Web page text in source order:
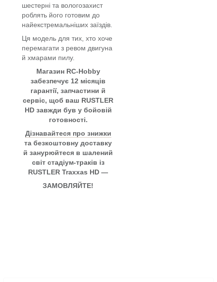
шестерні та вологозахист
роблять його готовим до
найекстремальніших заїздів.
Ця модель для тих, хто хоче
перемагати з ревом двигуна
й хмарами пилу.
Магазин RC-Hobby
забезпечує 12 місяців
гарантії, запчастини й
сервіс, щоб ваш RUSTLER
HD завжди був у бойовій
готовності.
Дізнавайтеся про знижки
та безкоштовну доставку
й занурюйтеся в шалений
світ стадіум-траків із
RUSTLER Traxxas HD —
ЗАМОВЛЯЙТЕ!